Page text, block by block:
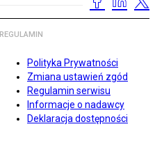
REGULAMIN
Polityka Prywatności
Zmiana ustawień zgód
Regulamin serwisu
Informacje o nadawcy
Deklaracja dostępności